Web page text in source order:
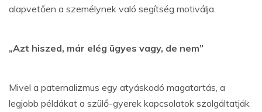
alapvetően a személynek való segítség motiválja.
„Azt hiszed, már elég ügyes vagy, de nem”
Mivel a paternalizmus egy atyáskodó magatartás, a
legjobb példákat a szülő-gyerek kapcsolatok szolgáltatják